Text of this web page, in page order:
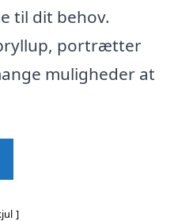
til dit behov.
portrætter
muligheder at